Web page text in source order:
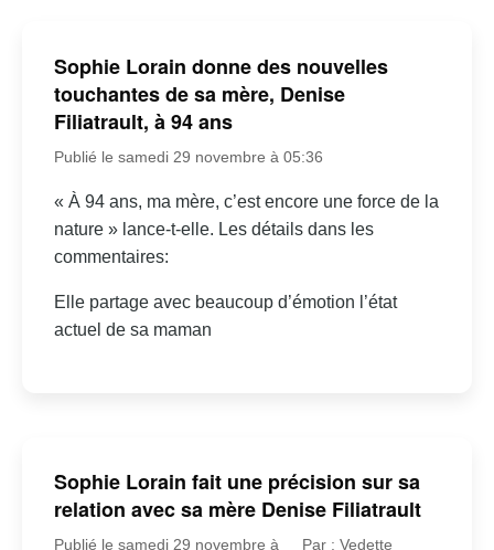
Sophie Lorain donne des nouvelles
touchantes de sa mère, Denise
Filiatrault, à 94 ans
Publié le samedi 29 novembre à 05:36
« À 94 ans, ma mère, c’est encore une force de la
nature » lance-t-elle. Les détails dans les
commentaires:
Elle partage avec beaucoup d’émotion l’état
actuel de sa maman
Sophie Lorain fait une précision sur sa
relation avec sa mère Denise Filiatrault
Publié le samedi 29 novembre à
Par : Vedette